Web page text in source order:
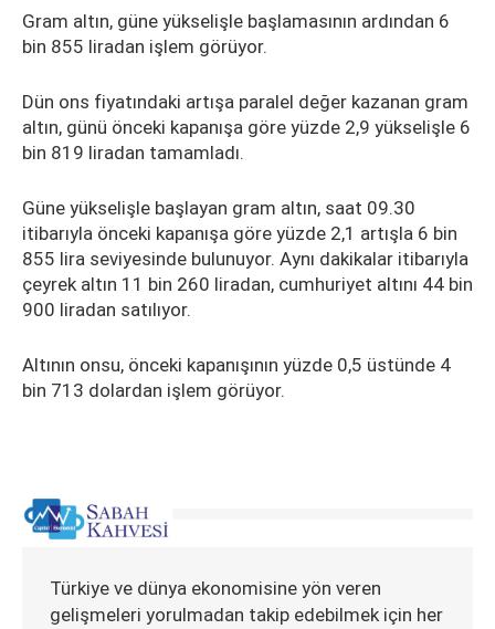
Gram altın, güne yükselişle başlamasının ardından 6
bin 855 liradan işlem görüyor.
Dün ons fiyatındaki artışa paralel değer kazanan gram
altın, günü önceki kapanışa göre yüzde 2,9 yükselişle 6
bin 819 liradan tamamladı.
Güne yükselişle başlayan gram altın, saat 09.30
itibarıyla önceki kapanışa göre yüzde 2,1 artışla 6 bin
855 lira seviyesinde bulunuyor. Aynı dakikalar itibarıyla
çeyrek altın 11 bin 260 liradan, cumhuriyet altını 44 bin
900 liradan satılıyor.
Altının onsu, önceki kapanışının yüzde 0,5 üstünde 4
bin 713 dolardan işlem görüyor.
Türkiye ve dünya ekonomisine yön veren
gelişmeleri yorulmadan takip edebilmek için her